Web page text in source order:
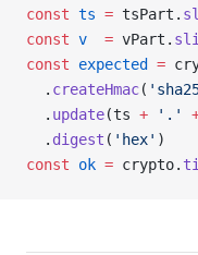
const ts = tsPart.
const v
  =
vPart.
const expected =
  .
createHmac(
  .
update(ts + '.'
  .
digest ( 'hex' )
const ok = crypto.